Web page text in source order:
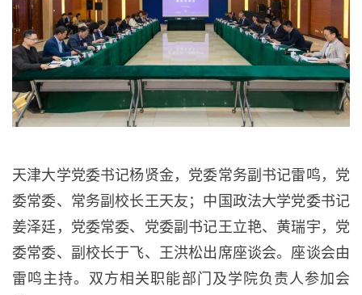
天津大学党委书记杨贤金，党委常务副书记雷鸣，党
委常委、常务副校长王天友；中国政法大学党委书记
姜泽廷，党委常委、党委副书记王立艳、黄瑞宇，党
委常委、副校长于飞、王洪松出席座谈会。座谈会由
雷鸣主持。双方相关职能部门及学院负责人参加会